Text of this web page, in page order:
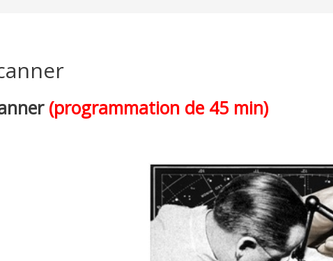
(programmation de 45 min)